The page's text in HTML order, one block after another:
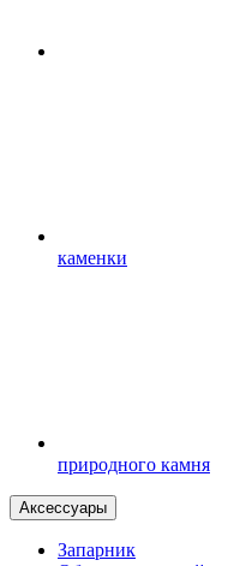
каменки
природного камня
Аксессуары
Запарник